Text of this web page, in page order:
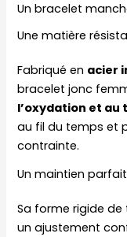
Un bracelet
Une matière
Fabriqué en acier
bracelet jonc
l’oxydation et
au fil du temps et
contrainte.
Un maintien
Sa forme rigide de
un ajustement